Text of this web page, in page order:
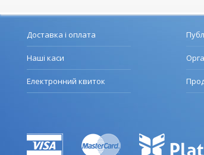
Доставка і оплата
Наші каси
Електронний квиток